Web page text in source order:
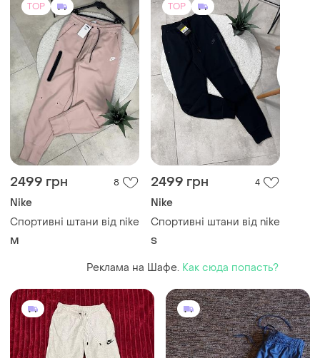
TOP
2499 грн 8
Nike
Спортивні штани від nike
M
TOP
2499 грн 4
Nike
Спортивні штани від nike
S
Реклама на Шафе. Как сюда попасть?